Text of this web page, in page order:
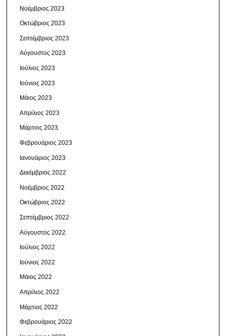
Νοέμβριος 2023
Οκτώβριος 2023
Σεπτέμβριος 2023
Αύγουστος 2023
Ιούλιος 2023
Ιούνιος 2023
Μάιος 2023
Απρίλιος 2023
Μάρτιος 2023
Φεβρουάριος 2023
Ιανουάριος 2023
Δεκέμβριος 2022
Νοέμβριος 2022
Οκτώβριος 2022
Σεπτέμβριος 2022
Αύγουστος 2022
Ιούλιος 2022
Ιούνιος 2022
Μάιος 2022
Απρίλιος 2022
Μάρτιος 2022
Φεβρουάριος 2022